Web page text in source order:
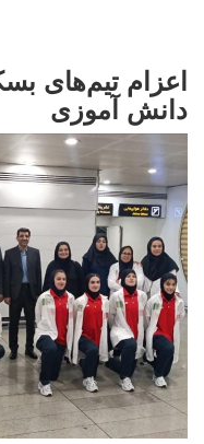
اعزام تیم‌های
دانش آموزی